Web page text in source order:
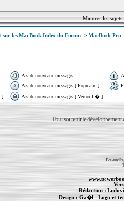
Montrer les
sur les MacBook Index du Forum-> MacBook Pro
Pas de nouveaux messages
Pas de nouveaux messages [ Populaire ]
]
Pas de nouveaux messages [ Verrouill� ]
Pour soutenir le développement
Powered
Rédaction :
Design : Ga�l- Logo et